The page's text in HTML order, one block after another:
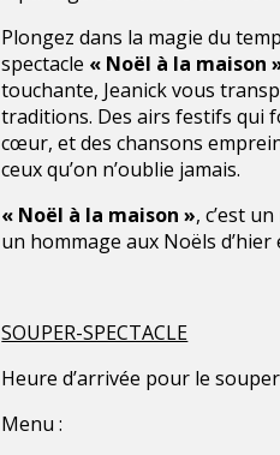
Plongez dans la magie du
spectacle « Noël à la maison
touchante, Jeanick vous
traditions. Des airs festifs qui
cœur, et des chansons
ceux qu’on n’oublie jamais.
« Noël à la maison », c’est
un hommage aux Noëls d’hier
SOUPER-SPECTACLE
Heure d’arrivée pour le
Menu :